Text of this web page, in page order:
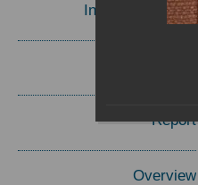
Invited Speakers
Report
Overview